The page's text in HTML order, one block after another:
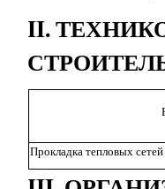
II.
Прокладка тепловых